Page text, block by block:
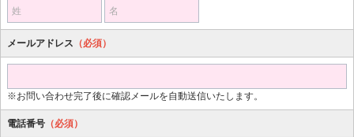
姓 名
メールアドレス （必須）
※お問い合わせ完了後に確認メールを自動送信いたします。
電話番号 （必須）